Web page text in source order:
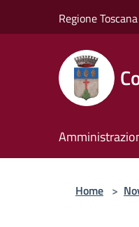
Regione Toscana
Home >